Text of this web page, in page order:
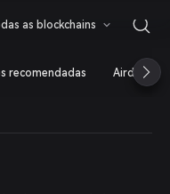
as blockchains
recomendadas Airdrop